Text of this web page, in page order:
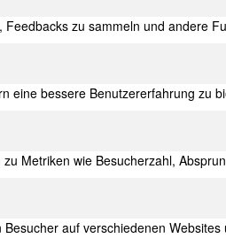
zu sammeln und andere
eine bessere Benutzererfahrung zu
Metriken wie Besucherzahl,
auf verschiedenen